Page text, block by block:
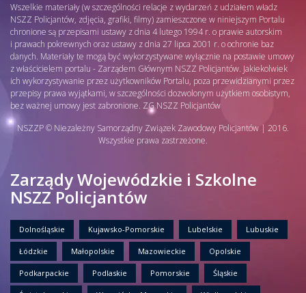
Wszelkie materiały (w szczególności relacje z wydarzeń z udziałem władz
NSZZ Policjantów, zdjęcia, grafiki, filmy) zamieszczone w niniejszym Portalu
chronione są przepisami ustawy z dnia 4 lutego 1994 r. o prawie autorskim
i prawach pokrewnych oraz ustawy z dnia 27 lipca 2001 r. o ochronie baz
danych. Materiały te mogą być wykorzystywane wyłącznie na postawie umowy
z właścicielem portalu - Zarządem Głównym NSZZ Policjantów. Jakiekolwiek
ich wykorzystywanie przez użytkowników Portalu, poza przewidzianymi przez
przepisy prawa wyjątkami, w szczególności dozwolonym użytkiem osobistym,
bez ważnej umowy jest zabronione. ZG NSZZ Policjantów
NSZZP © Niezależny Samorządny Związek Zawodowy Policjantów | 2016.
Wszystkie prawa zastrzeżone.
Zarządy Wojewódzkie i Szkolne
NSZZ Policjantów
Dolnośląskie Kujawsko-Pomorskie Lubelskie Lubuskie
Łódzkie Małopolskie Mazowieckie Opolskie
Podkarpackie Podlaskie Pomorskie Śląskie